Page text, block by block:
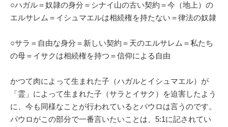
○ハガル＝奴隷の身分＝シナイ山の古い契約＝今（地上）の
エルサレム＝イシュマエルは相続権を持たない＝律法の奴隷
○サラ＝自由な身分＝新しい契約＝天のエルサレム＝私たち
の母＝イサクは相続権を持つ＝信仰による自由
かつて肉によって生まれた子（ハガルとイシュマエル）が
「霊」によって生まれた子（サラとイサク）を迫害したよう
に、今も同様なことが行われているとパウロは言うのです。
パウロがこの部分で一番言いたいことは、5:1に記されてい